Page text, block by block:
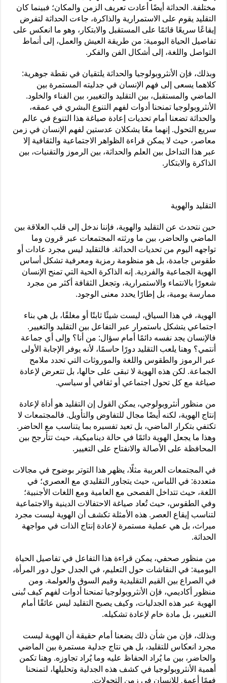
مختلفة. الحداثة أيضًا أعادت تعريف الزمن والمكان؛ فبينما كان
التقليد يقوم على الاستمرارية والذاكرة، جاءت الحداثة لتفرض
إيقاعًا سريعًا قائمًا على المستقبل والابتكار، وهو ما انعكس على
تفاصيل الحياة اليومية: من طريقة العيش والعمل، إلى أنماط
التواصل واللغة، إلى أشكال الفن والفكر.
وبذلك، فإن الأنثروبولوجيا والحداثة يلتقيان في نقطة جوهرية:
كلاهما يسعى إلى فهم الإنسان في جدليته المستمرة بين
الماضي والمستقبل، بين التقليد والتغيير، بين الفناء والخلود.
الأنثروبولوجيا تمنحنا أدوات لفهم التنوع البشري في عمقه،
والحداثة تضعنا أمام تحديات إعادة صياغة هذا التنوع في عالم
سريع التحول. إنهما معًا يشكلان عدستين لفهم الإنسان في زمن
معاصر، حيث لا يمكن قراءة الظواهر الاجتماعية والثقافية إلا
عبر هذا التداخل بين العلم والحداثة، بين الرموز والتقنيات، بين
الذاكرة والابتكار.
التقليد والهوية
حين نتحدث عن التقليد والهوية، فإننا ندخل إلى قلب العلاقة بين
الماضي والحاضر، بين ما ورثته المجتمعات عبر قرون وما
تواجهه اليوم من تحديات الحداثة. فالتقليد ليس مجرد عادات أو
طقوس جامدة، بل هو منظومة رمزية ومعرفية تشكل أساس
الهوية الجماعية والفردية. إنه الذاكرة الحية التي تمنح الإنسان
شعورًا بالانتماء والاستمرارية، وتجعل الثقافة أكثر من مجرد
ممارسة يومية، بل إطارًا يحدد معنى الوجود.
الهوية، في هذا السياق، ليست شيئًا ثابتًا أو مغلقًا، بل هي بناء
اجتماعي يتشكل باستمرار عبر التفاعل بين التقليد والتغيير.
فالإنسان يجد نفسه دائمًا أمام سؤال: من أنا؟ وإلى أي جماعة
أنتمي؟ وهنا يلعب التقليد دورًا حاسمًا، لأنه يوفر الإجابة الأولى
عبر الرموز والطقوس واللغة والموروثات التي تحدد ملامح
الجماعة. لكن هذه الهوية لا تبقى على حالها، بل تتعرض لإعادة
صياغة مع كل تحول اجتماعي أو ثقافي أو سياسي.
من منظور أنثروبولوجي، يمكن القول إن التقليد هو أداة لإعادة
إنتاج الهوية، لكنه أيضًا مجال للتفاوض والتأويل. فالمجتمعات لا
تكتفي بتكرار الماضي، بل تعيد تفسيره بما يتناسب مع الحاضر.
وهذا ما يجعل الهوية دائمًا في حالة ديناميكية، حيث تتأرجح بين
المحافظة على الأصالة والانفتاح على التغيير.
في المجتمعات العربية مثلًا، يظهر هذا التوتر بوضوح في مجالات
متعددة: في اللباس، حيث يتجاور التقليدي مع العصري؛ في
اللغة، حيث تتداخل الفصحى مع العامية ومع اللغات الأجنبية؛
وفي الطقوس، حيث تُعاد صياغة الاحتفالات الدينية والاجتماعية
لتناسب إيقاع العصر. هذه الأمثلة تكشف أن الهوية ليست مجرد
ميراث، بل هي عملية مستمرة لإعادة إنتاج الذات في مواجهة
الحداثة.
من منظور صحفي، يمكن قراءة هذا التفاعل في تفاصيل الحياة
اليومية: في النقاشات حول التعليم، في الجدل حول دور المرأة،
في الصراع بين القيم التقليدية وقيم السوق والعولمة. ومن
منظور أكاديمي، فإن الأنثروبولوجيا تمنحنا أدوات لفهم كيف تُبنى
الهوية عبر هذه الجدليات، وكيف يصبح التقليد ليس عائقًا أمام
التغيير، بل مادة خام لإعادة تشكيله.
وبذلك، فإن من شأن ذلك يضعنا أمام حقيقة أن الهوية ليست
مجرد انعكاس للتقليد، بل هي نتاج جدلية مستمرة بين الماضي
والحاضر، بين ما يُراد الحفاظ عليه وما يُراد تجاوزه. وهنا تكمن
أهمية الأنثروبولوجيا في كشف هذه الجدلية وتحليلها، لتمنحنا
فهمًا أعمق للإنسان في زمن التحولات.